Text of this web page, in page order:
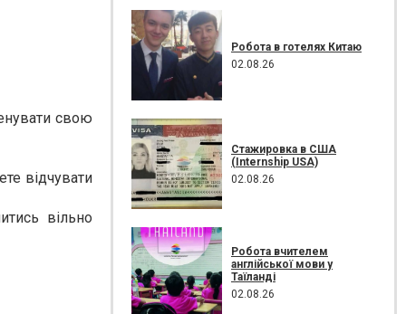
свою
відчувати
вільно
Робота в готелях Китаю
02.08.26
Стажировка в США
(Internship USA)
02.08.26
Робота вчителем
англійської мови у
Таїланді
02.08.26